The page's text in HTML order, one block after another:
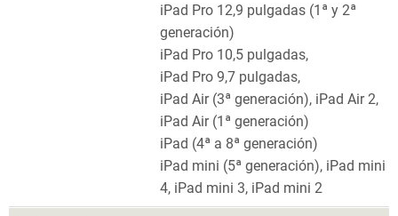
iPad Pro 12,9 pulgadas (1ª y 2ª
generación)
iPad Pro 10,5 pulgadas,
iPad Pro 9,7 pulgadas,
iPad Air (3ª generación), iPad Air 2,
iPad Air (1ª generación)
iPad (4ª a 8ª generación)
iPad mini (5ª generación), iPad mini
4, iPad mini 3, iPad mini 2